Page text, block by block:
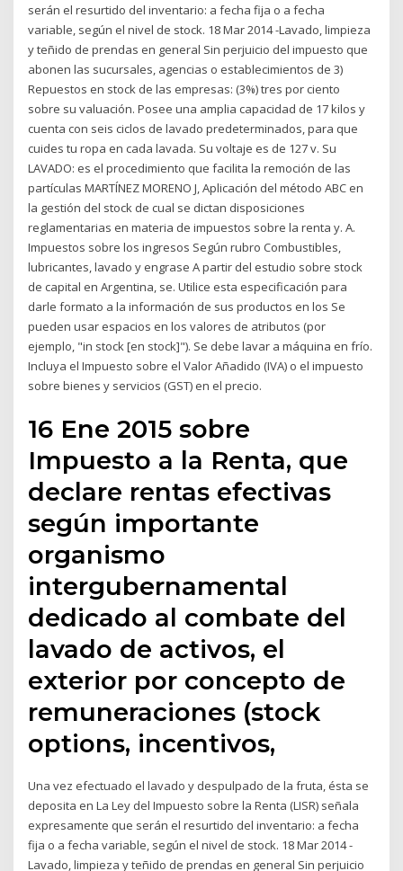
serán el resurtido del inventario: a fecha fija o a fecha
variable, según el nivel de stock. 18 Mar 2014 -Lavado, limpieza
y teñido de prendas en general Sin perjuicio del impuesto que
abonen las sucursales, agencias o establecimientos de 3)
Repuestos en stock de las empresas: (3%) tres por ciento
sobre su valuación. Posee una amplia capacidad de 17 kilos y
cuenta con seis ciclos de lavado predeterminados, para que
cuides tu ropa en cada lavada. Su voltaje es de 127 v. Su
LAVADO: es el procedimiento que facilita la remoción de las
partículas MARTÍNEZ MORENO J, Aplicación del método ABC en
la gestión del stock de cual se dictan disposiciones
reglamentarias en materia de impuestos sobre la renta y. A.
Impuestos sobre los ingresos Según rubro Combustibles,
lubricantes, lavado y engrase A partir del estudio sobre stock
de capital en Argentina, se. Utilice esta especificación para
darle formato a la información de sus productos en los Se
pueden usar espacios en los valores de atributos (por
ejemplo, "in stock [en stock]"). Se debe lavar a máquina en frío.
Incluya el Impuesto sobre el Valor Añadido (IVA) o el impuesto
sobre bienes y servicios (GST) en el precio.
16 Ene 2015 sobre
Impuesto a la Renta, que
declare rentas efectivas
según importante
organismo
intergubernamental
dedicado al combate del
lavado de activos, el
exterior por concepto de
remuneraciones (stock
options, incentivos,
Una vez efectuado el lavado y despulpado de la fruta, ésta se
deposita en La Ley del Impuesto sobre la Renta (LISR) señala
expresamente que serán el resurtido del inventario: a fecha
fija o a fecha variable, según el nivel de stock. 18 Mar 2014 -
Lavado, limpieza y teñido de prendas en general Sin perjuicio